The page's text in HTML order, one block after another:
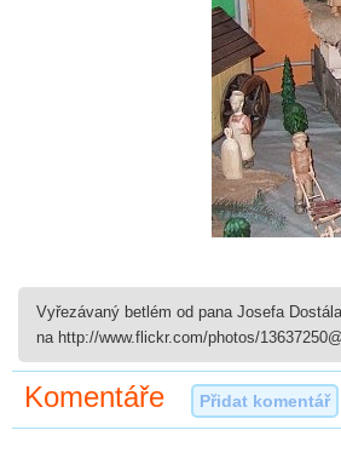
Vyřezávaný betlém od pana Josefa
na http://www.flickr.com/photos/
Komentáře Přidat komentář